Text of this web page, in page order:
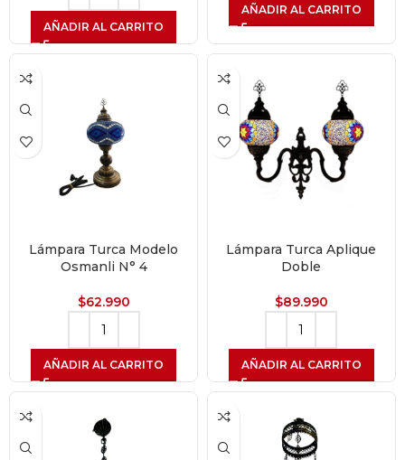
AÑADIR AL CARRITO
AÑADIR AL CARRITO
Lámpara Turca Modelo
Osmanli N° 4
$62.990
AÑADIR AL CARRITO
Lámpara Turca Aplique
Doble
$89.990
AÑADIR AL CARRITO